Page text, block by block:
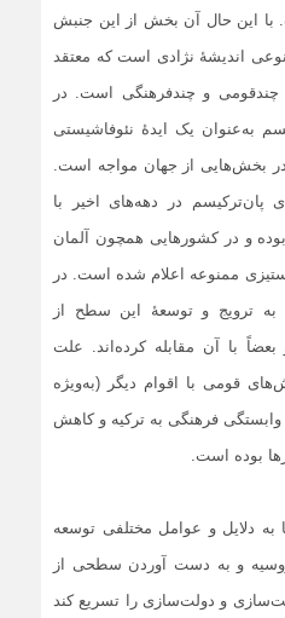
این ‌حال آن بخش از این جنبش
اندیشۀ نژادی است که معتقد
و چندفرهنگی است. در
به‌عنوان یک ایدۀ نئوفاشیستی
بخش‌هایی از جهان مواجه است.
در دهه‌های اخیر با
و در کشورهایی همچون آلمان
ممنوعه اعلام شده است. در
به ترویج و توسعۀ این سطح از
بعضاً با آن مقابله کرده‌اند. علت
قومی با اقوام دیگر (به‌ویژه
وابستگی فرهنگی به ترکیه و کاهش
بوده است.
به دلایل و عوامل مختلفی توسعه
و به دست آوردن سطحی از
ملت‌سازی و دولت‌سازی را تسریع کند